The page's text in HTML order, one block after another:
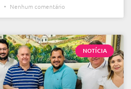
Nenhum comentário
NOTÍCIA